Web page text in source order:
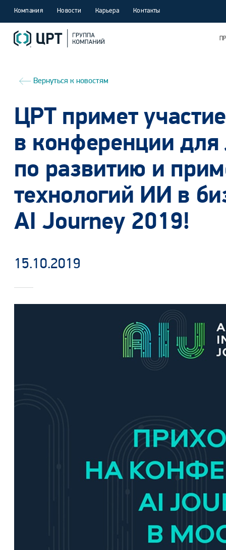
Компания Новости Карьера Контакты
Вернуться к новостям
ЦРТ примет участие
в конференции
по развитию и
технологий ИИ в
AI Journey 2019!
15.10.2019